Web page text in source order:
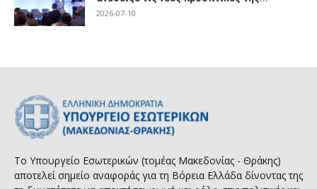
2026-07-10
Το Υπουργείο Εσωτερικών (τομέας Μακεδονίας - Θράκης)
αποτελεί σημείο αναφοράς για τη Βόρεια Ελλάδα δίνοντας της